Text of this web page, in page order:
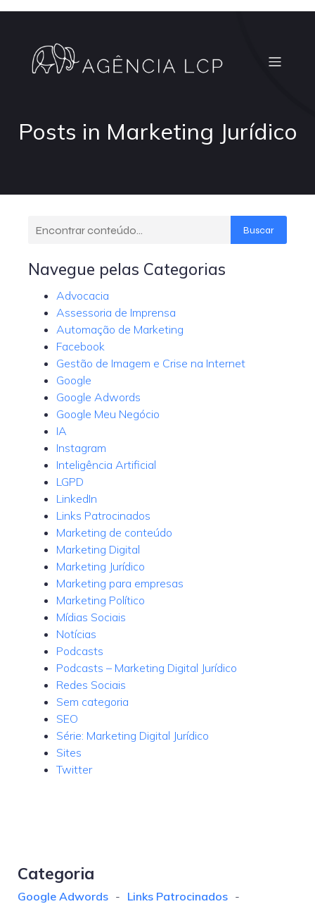
Posts in Marketing Jurídico
Buscar
Navegue pelas Categorias
Advocacia
Assessoria de Imprensa
Automação de Marketing
Facebook
Gestão de Imagem e Crise na Internet
Google
Google Adwords
Google Meu Negócio
IA
Instagram
Inteligência Artificial
LGPD
LinkedIn
Links Patrocinados
Marketing de conteúdo
Marketing Digital
Marketing Jurídico
Marketing para empresas
Marketing Político
Mídias Sociais
Notícias
Podcasts
Podcasts – Marketing Digital Jurídico
Redes Sociais
Sem categoria
SEO
Série: Marketing Digital Jurídico
Sites
Twitter
Categoria
Google Adwords - Links Patrocinados -